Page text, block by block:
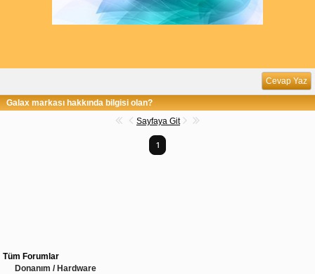
Cevap Yaz
Galax markası hakkında bilgisi olan?
Sayfaya Git
1
Tüm Forumlar
Donanım / Hardware